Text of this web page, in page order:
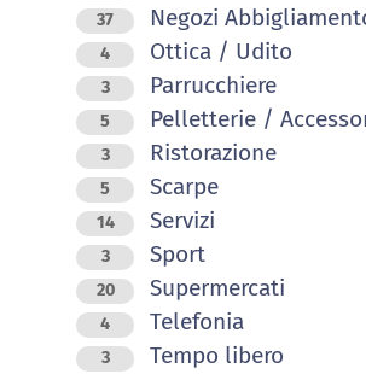
37 Negozi
4 Ottica / Udito
3 Parrucchiere
5 Pelletterie /
3 Ristorazione
5 Scarpe
14 Servizi
3 Sport
20 Supermercati
4 Telefonia
3 Tempo libero